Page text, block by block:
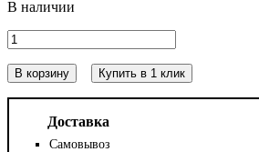
В корзину Купить в 1 клик
Доставка
Самовывоз